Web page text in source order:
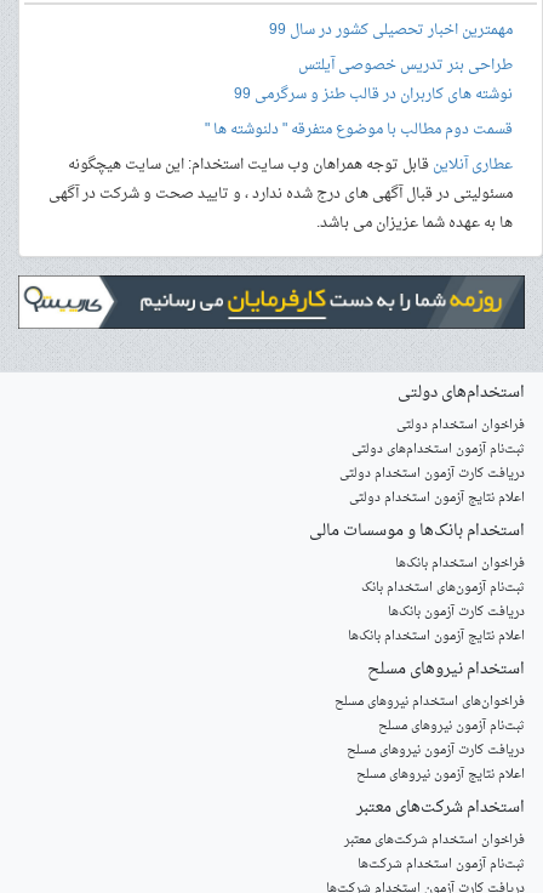
مهمترین اخبار تحصیلی کشور در سال 99
طراحی بنرتدریس خصوصی آیلتس
نوشته های کاربران در قالب طنز و سرگرمی 99
قسمت دوم مطالب با موضوع متفرقه " دلنوشته ها "
عطاری آنلاینقابل توجه همراهان وب سایت استخدام: این سایت هیچگونه
مسئولیتی در قبال آگهی های درج شده ندارد ، و تایید صحت و شرکت در آگهی
ها به عهده شما عزیزان می باشد.
استخدام‌های دولتی
فراخوان استخدام دولتی
ثبت‌نام آزمون‌ استخدام‌های دولتی
دریافت کارت آزمون استخدام دولتی
اعلام نتایج آزمون استخدام دولتی
استخدام‌ بانک‌ها و موسسات مالی
فراخوان استخدام بانک‌ها
‌ثبت‌نام آزمون‌های استخدام بانک
دریافت کارت آزمون بانک‌ها
اعلام نتایج آزمون استخدام بانک‌ها
استخدام‌ نیروهای مسلح
‌فراخوان‌های استخدام‌ نیروهای مسلح
ثبت‌نام آزمون نیروهای مسلح
دریافت کارت آزمون نیروهای مسلح
اعلام نتایج آزمون نیروهای مسلح
استخدام‌ شرکت‌های معتبر
فراخوان استخدام شرکت‌های معتبر
ثبت‌نام آزمون استخدام شرکت‌ها